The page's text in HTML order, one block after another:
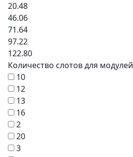
20.48
46.06
71.64
97.22
122.80
Количество слотов для модулей
10
12
13
16
2
20
3